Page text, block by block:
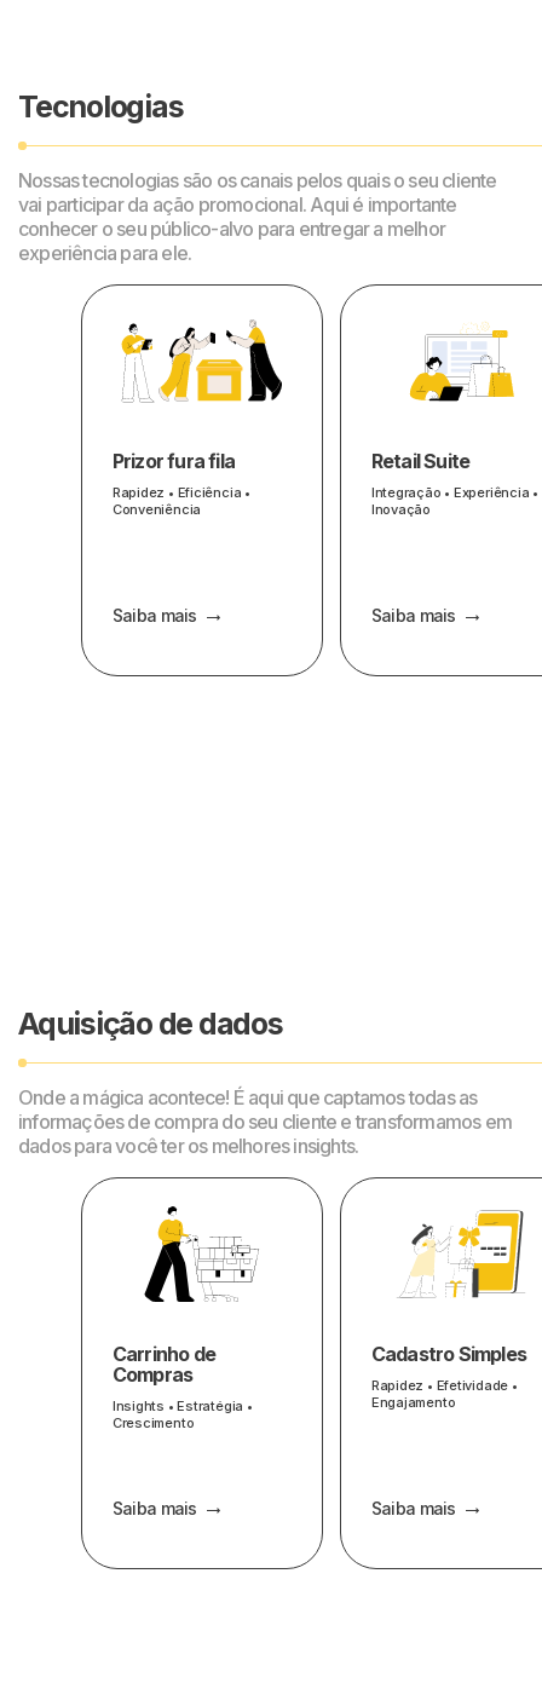
Tecnologias
Nossas tecnologias são os canais pelos quais o seu cliente
vai participar da ação promocional. Aqui é importante
conhecer o seu público-alvo para entregar a melhor
experiência para ele.
Prizor fura fila
Rapidez • Eficiência •
Conveniência
Saiba mais
Retail Suite
Integração • Experiência •
Inovação
Saiba mais
Aquisição de dados
Onde a mágica acontece! É aqui que captamos todas as
informações de compra do seu cliente e transformamos em
dados para você ter os melhores insights.
Carrinho de
Compras
Insights • Estratégia •
Crescimento
Saiba mais
Cadastro Simples
Rapidez • Efetividade •
Engajamento
Saiba mais